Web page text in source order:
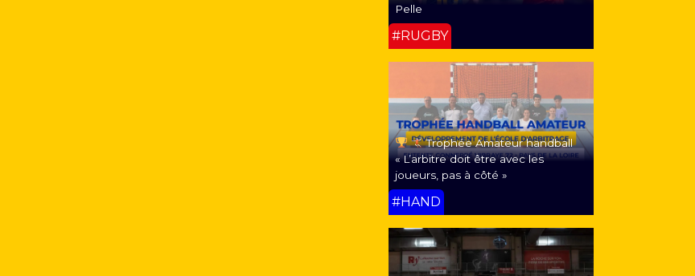
Pelle
#RUGBY
Trophée Amateur handball
« L’arbitre doit être avec les
joueurs, pas à côté »
#HAND